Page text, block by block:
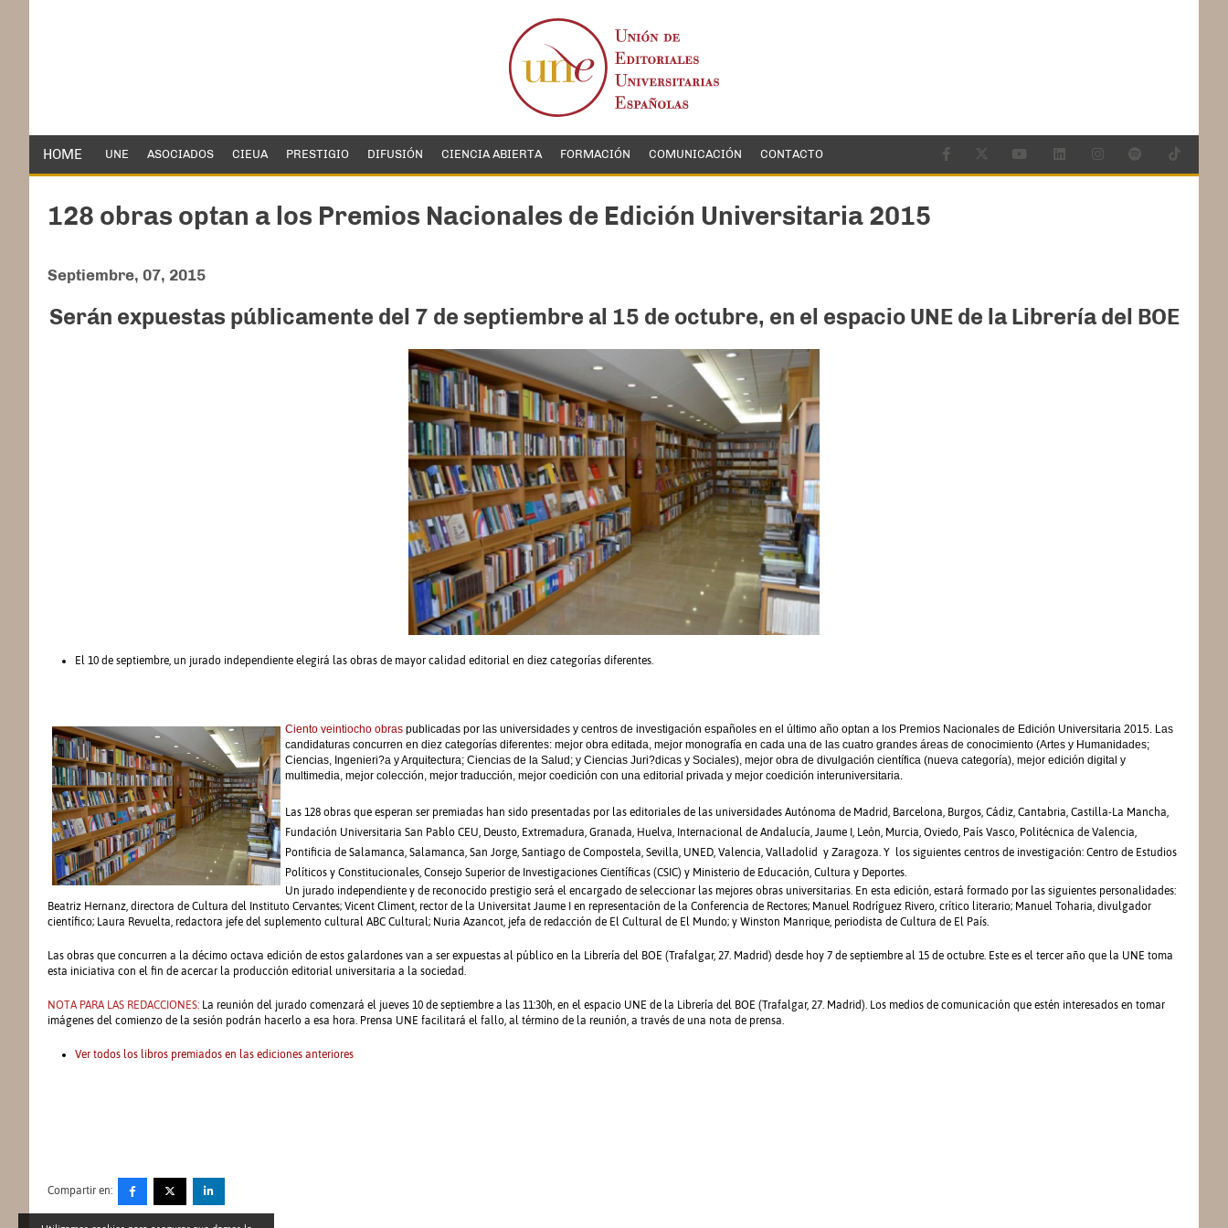
HOME UNE ASOCIADOS CIEUA PRESTIGIO DIFUSIÓN CIENCIA ABIERTA FORMACIÓN COMUNICACIÓN CONTACTO
128 obras optan a los Premios Nacionales de Edición Universitaria 2015
Septiembre, 07, 2015
Serán expuestas públicamente del 7 de septiembre al 15 de octubre, en el espacio UNE de la Librería del BOE
El 10 de septiembre, un jurado independiente elegirá las obras de mayor calidad editorial en diez categorías diferentes.
Ciento veintiocho obras publicadas por las universidades y centros de investigación españoles en el último año optan a los Premios Nacionales de Edición Universitaria 2015. Las
candidaturas concurren en diez categorías diferentes: mejor obra editada, mejor monografía en cada una de las cuatro grandes áreas de conocimiento (Artes y Humanidades;
Ciencias, Ingenieri?a y Arquitectura; Ciencias de la Salud; y Ciencias Juri?dicas y Sociales), mejor obra de divulgación científica (nueva categoría), mejor edición digital y
multimedia, mejor colección, mejor traducción, mejor coedición con una editorial privada y mejor coedición interuniversitaria.
Las 128 obras que esperan ser premiadas han sido presentadas por las editoriales de las universidades Autónoma de Madrid, Barcelona, Burgos, Cádiz, Cantabria, Castilla-La Mancha,
Fundación Universitaria San Pablo CEU, Deusto, Extremadura, Granada, Huelva, Internacional de Andalucía, Jaume I, León, Murcia, Oviedo, País Vasco, Politécnica de Valencia,
Pontificia de Salamanca, Salamanca, San Jorge, Santiago de Compostela, Sevilla, UNED, Valencia, Valladolid y Zaragoza. Y los siguientes centros de investigación: Centro de Estudios
Políticos y Constitucionales, Consejo Superior de Investigaciones Científicas (CSIC) y Ministerio de Educación, Cultura y Deportes.
Un jurado independiente y de reconocido prestigio será el encargado de seleccionar las mejores obras universitarias. En esta edición, estará formado por las siguientes personalidades:
Beatriz Hernanz, directora de Cultura del Instituto Cervantes; Vicent Climent, rector de la Universitat Jaume I en representación de la Conferencia de Rectores; Manuel Rodríguez Rivero, crítico literario; Manuel Toharia, divulgador
científico; Laura Revuelta, redactora jefe del suplemento cultural ABC Cultural; Nuria Azancot, jefa de redacción de El Cultural de El Mundo; y Winston Manrique, periodista de Cultura de El País.
Las obras que concurren a la décimo octava edición de estos galardones van a ser expuestas al público en la Librería del BOE (Trafalgar, 27. Madrid) desde hoy 7 de septiembre al 15 de octubre. Este es el tercer año que la UNE toma
esta iniciativa con el fin de acercar la producción editorial universitaria a la sociedad.
NOTA PARA LAS REDACCIONES: La reunión del jurado comenzará el jueves 10 de septiembre a las 11:30h, en el espacio UNE de la Librería del BOE (Trafalgar, 27. Madrid). Los medios de comunicación que estén interesados en tomar
imágenes del comienzo de la sesión podrán hacerlo a esa hora. Prensa UNE facilitará el fallo, al término de la reunión, a través de una nota de prensa.
Ver todos los libros premiados en las ediciones anteriores
Compartir en: